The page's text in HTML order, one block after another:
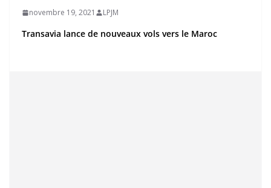
novembre 19, 2021 LPJM
Transavia lance de nouveaux vols vers le Maroc